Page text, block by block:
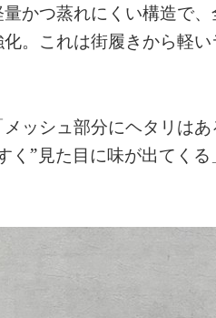
かつ蒸れにくい構造で
。これは街履きから軽
ッシュ部分にヘタリは
く”見た目に味が出てく